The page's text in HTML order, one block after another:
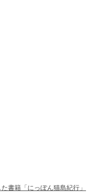
書籍「にっぽん猫島紀行」